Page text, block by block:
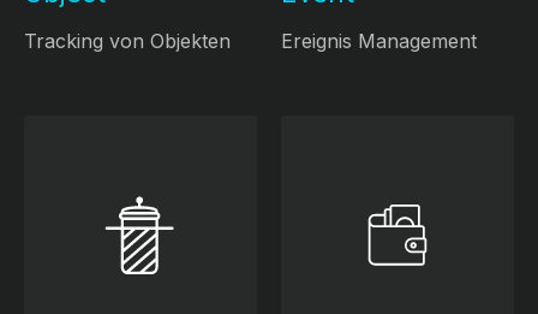
Tracking von Objekten Ereignis Management